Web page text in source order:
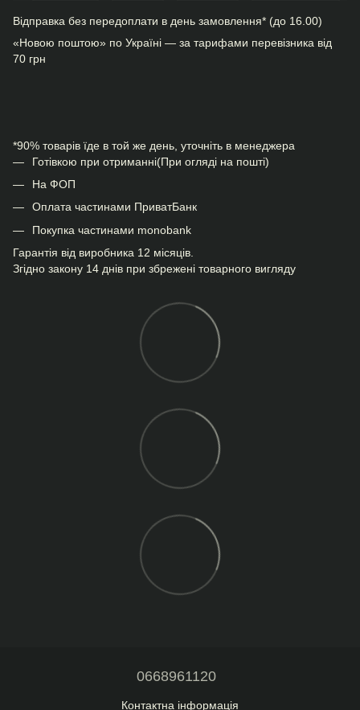
Відправка без передоплати в день замовлення* (до 16.00)
«Новою поштою» по Україні — за тарифами перевізника від
70 грн
*90% товарів їде в той же день, уточніть в менеджера
Готівкою при отриманні(При огляді на пошті)
На ФОП
Оплата частинами ПриватБанк
Покупка частинами monobank
Гарантія від виробника 12 місяців.
Згідно закону 14 днів при збрежені товарного вигляду
0668961120
Контактна інформація